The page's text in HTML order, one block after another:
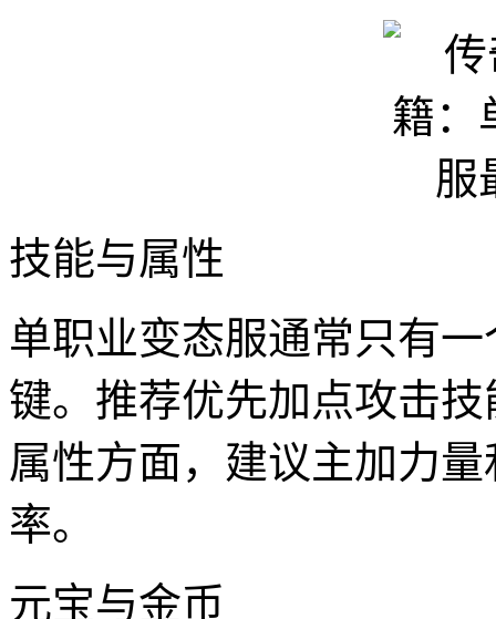
技能与属性
单职业变态服通常只有
键。推荐优先加点攻击
属性方面，建议主加力
率。
元宝与金币